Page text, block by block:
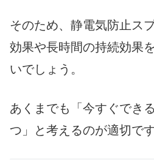
そのため、静電気防止ス
効果や長時間の持続効果
いでしょう。
あくまでも「今すぐでき
つ」と考えるのが適切です